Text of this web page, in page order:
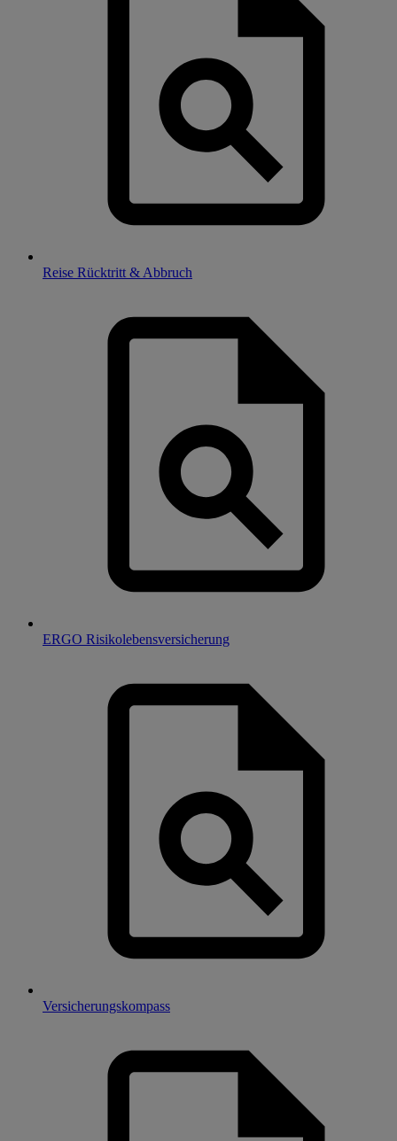
Reise Rücktritt & Abbruch
ERGO Risikolebensversicherung
Versicherungskompass